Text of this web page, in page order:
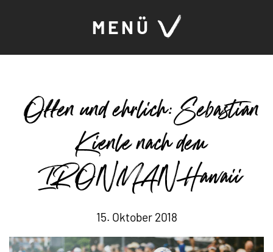
MENÜ
Offen und ehrlich: Sebastian
Kienle nach dem
IRONMAN Hawaii
15. Oktober 2018